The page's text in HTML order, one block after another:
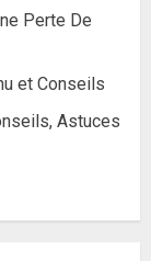
Perte De
et Conseils
Astuces